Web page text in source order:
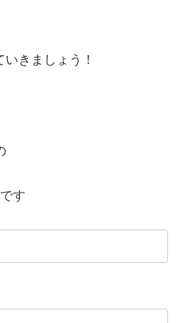
きましょう！
す